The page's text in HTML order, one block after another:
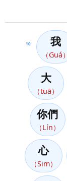
10 我
（Guá）
大
（tuā）
你們
（Lín）
心
（Sim）